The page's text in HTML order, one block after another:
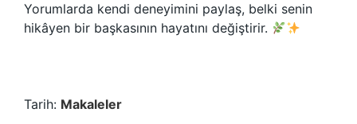
Yorumlarda kendi deneyimini paylaş, belki senin
hikâyen bir başkasının hayatını değiştirir.
Tarih: Makaleler